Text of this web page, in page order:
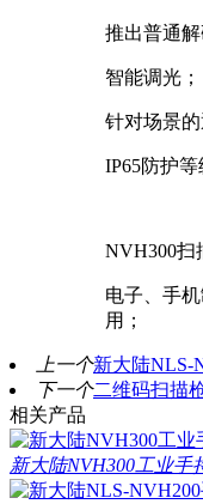
推出普通
智能调光；
针对场景的
IP65防护等
NVH300扫
电子、手
用；
上一个新大陆NLS-
下一个二维码扫描
相关产品
新大陆NVH300工业手